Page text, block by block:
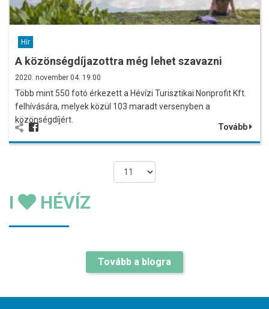
Hír
A közönségdíjazottra még lehet szavazni
2020. november 04. 19:00
Több mint 550 fotó érkezett a Hévízi Turisztikai Nonprofit Kft.
felhívására, melyek közül 103 maradt versenyben a
közönségdíjért.
Tovább
I HÉVÍZ
Tovább a blogra